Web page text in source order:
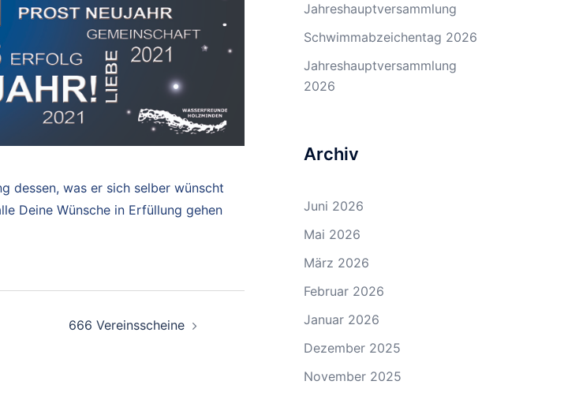
dessen, was er sich selber wünscht
Deine Wünsche in Erfüllung gehen
666 Vereinsscheine
Jahreshauptversammlung
Schwimmabzeichentag 2026
Jahreshauptversammlung
2026
Archiv
Juni 2026
Mai 2026
März 2026
Februar 2026
Januar 2026
Dezember 2025
November 2025